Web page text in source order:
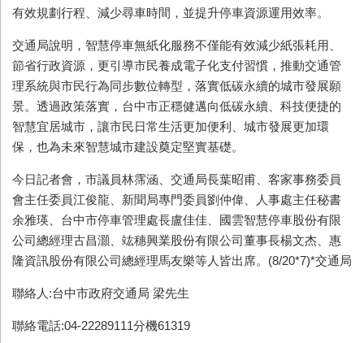
有效規劃行程、減少尋車時間，並提升停車資源運用效率。
交通局說明，智慧停車無紙化服務不僅能有效減少紙張耗用、
節省行政資源，更引導市民養成電子化支付習慣，推動交通管
理系統與市民行為同步數位轉型，落實低碳永續的城市發展願
景。透過政策落實，台中市正穩健邁向低碳永續、科技便捷的
智慧宜居城市，讓市民日常生活更加便利、城市發展更加環
保，也為未來智慧城市建設奠定堅實基礎。
今日記者會，市議員林霈涵、交通局長葉昭甫、客家事務委員
會主任委員江俊龍、新聞局專門委員劉仲偉、人事處主任秘書
余雅瑛、台中市停車管理處長盧佳佳、國雲智慧停車股份有限
公司總經理古昌灝、竑穗興業股份有限公司董事長楊文杰、惠
隆資訊股份有限公司總經理馬友樂等人皆出席。(8/20*7)*交通局
聯絡人:台中市政府交通局 梁先生
聯絡電話:04-22289111分機61319